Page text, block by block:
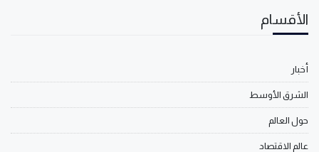
الأقسام
أخبار
الشرق الأوسط
حول العالم
عالم الاقتصاد